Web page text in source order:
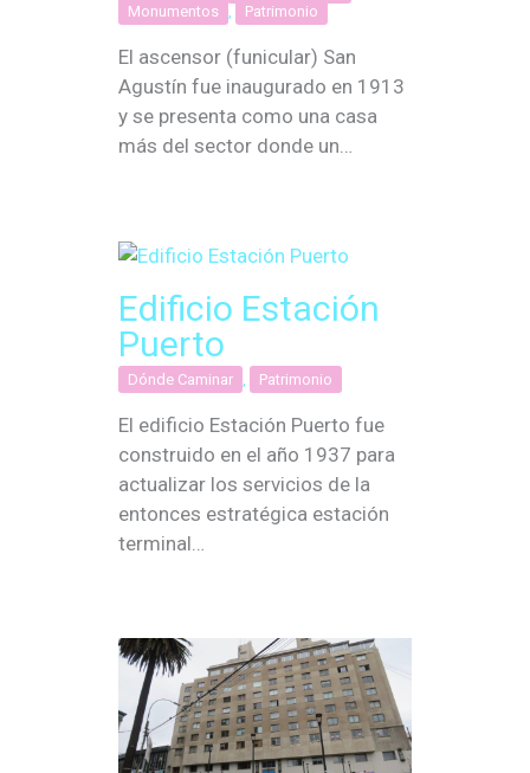
Monumentos
Patrimonio
El ascensor (funicular) San
Agustín fue inaugurado en 1913
y se presenta como una casa
más del sector donde un…
Edificio Estación
Puerto
Dónde Caminar , Patrimonio
El edificio Estación Puerto fue
construido en el año 1937 para
actualizar los servicios de la
entonces estratégica estación
terminal…